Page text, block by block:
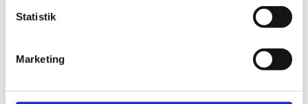
Statistik
Marketing
informationer til dig.